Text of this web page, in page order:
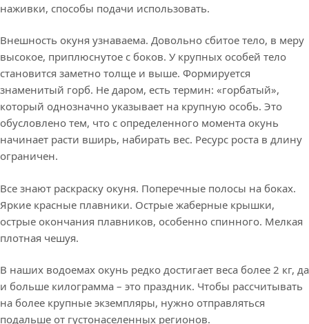
наживки, способы подачи использовать.
Внешность окуня узнаваема. Довольно сбитое тело, в меру
высокое, приплюснутое с боков. У крупных особей тело
становится заметно толще и выше. Формируется
знаменитый горб. Не даром, есть термин: «горбатый»,
который однозначно указывает на крупную особь. Это
обусловлено тем, что с определенного момента окунь
начинает расти вширь, набирать вес. Ресурс роста в длину
ограничен.
Все знают раскраску окуня. Поперечные полосы на боках.
Яркие красные плавники. Острые жаберные крышки,
острые окончания плавников, особенно спинного. Мелкая
плотная чешуя.
В наших водоемах окунь редко достигает веса более 2 кг, да
и больше килограмма – это праздник. Чтобы рассчитывать
на более крупные экземпляры, нужно отправляться
подальше от густонаселенных регионов.